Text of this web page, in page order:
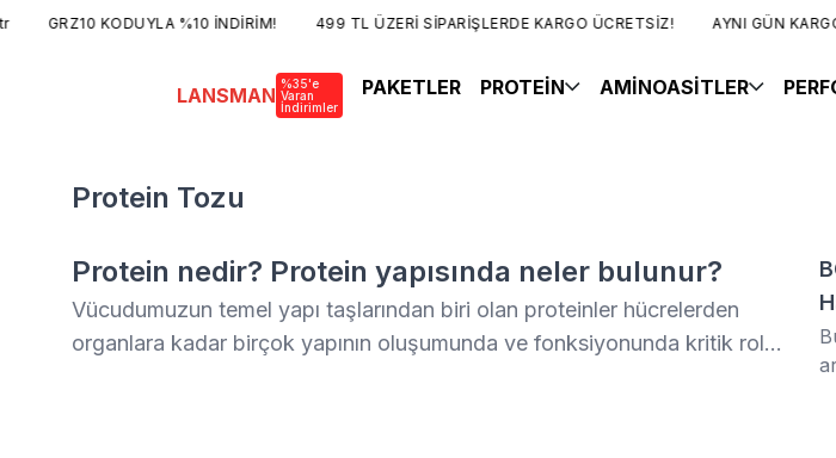
GRZ10 KODUYLA %10 İNDİRİM! 499 TL ÜZERİ SİPARİŞLERDE KARGO ÜCRETSİZ! AYNI GÜN
LANSMAN %35'e
Varan
İndirimler
PAKETLER PROTEİN AMİNOASİTLER
Protein Tozu
Protein nedir? Protein yapısında neler bulunur?
Vücudumuzun temel yapı taşlarından biri olan proteinler hücrelerden
organlara kadar birçok yapının oluşumunda ve fonksiyonunda kritik rol